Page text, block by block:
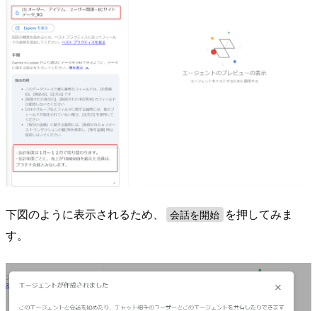
下図のように表示されるため、 会話を開始
を押してみま
す。